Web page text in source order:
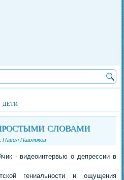
дети
словами
Павел Павлюков
- видеоинтервью о депрессии в
гениальности и ощущения